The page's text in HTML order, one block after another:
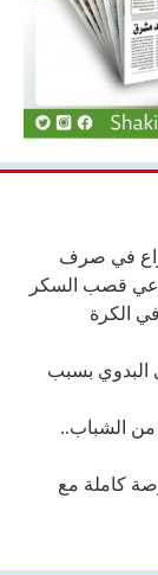
في صرف
قصب السكر
الكرة
البدوي بسبب
4 لاعبين من الشباب..
كاملة مع